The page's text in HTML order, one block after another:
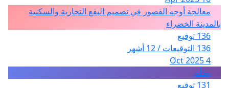
معالجة أوجه القصور في تصميم البقع التجارية والسكنية
بالمدينة الخضراء
136 توقيع
136 التوقيعات / 12 أشهر
4 Oct 2025
تظلّم
131 توقيع